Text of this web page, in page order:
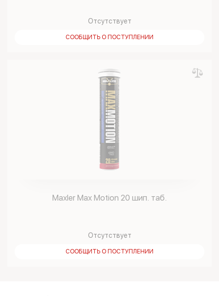
Отсутствует
СООБЩИТЬ О ПОСТУПЛЕНИИ
Maxler Max Motion 20 шип. таб.
Отсутствует
СООБЩИТЬ О ПОСТУПЛЕНИИ